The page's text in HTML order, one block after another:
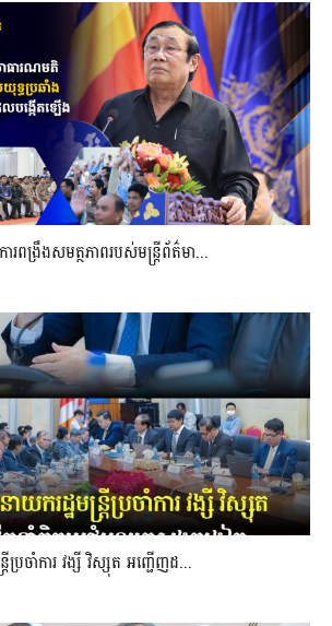
ពង្រឹងសមត្ថភាពរបស់មន្ត្រីព័ត៌មា...
ប្រចាំការ វង្សី វិស្សុត អញ្ជើញដ...